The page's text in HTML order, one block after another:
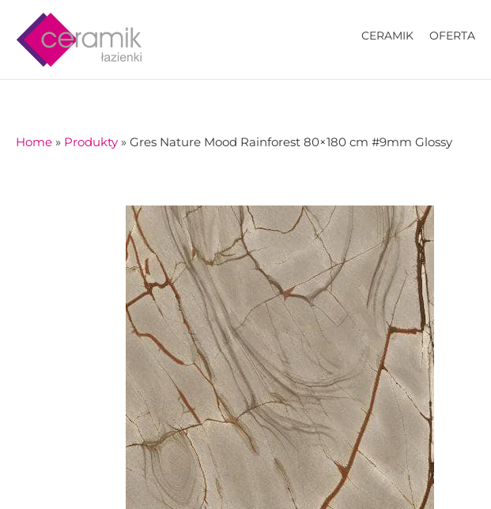
content
CERAMIK OFERTA
Home » Produkty » Gres Nature Mood Rainforest 80×180 cm #9mm Glossy